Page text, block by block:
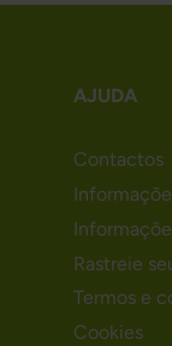
AJUDA
Contactos
Rastreie
Termos e
Cookies